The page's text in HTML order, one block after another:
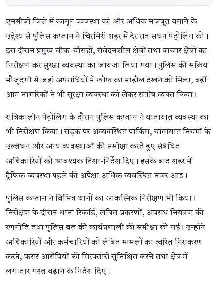
एमसीबी जिले में कानून व्यवस्था को और अधिक मजबूत बनाने के
उद्देश्य से पुलिस कप्तान ने चिरमिरी शहर में देर रात सघन पेट्रोलिंग की।
इस दौरान प्रमुख चौक-चौराहों, संवेदनशील क्षेत्रों तथा बाजार क्षेत्रों का
निरीक्षण कर सुरक्षा व्यवस्था का जायजा लिया गया। पुलिस की सक्रिय
मौजूदगी से जहां अपराधियों में खौफ का माहौल देखने को मिला, वहीं
आम नागरिकों ने भी सुरक्षा व्यवस्था को लेकर संतोष व्यक्त किया।
रात्रिकालीन पेट्रोलिंग के दौरान पुलिस कप्तान ने यातायात व्यवस्था का
भी निरीक्षण किया। सड़क पर अव्यवस्थित पार्किंग, यातायात नियमों के
उल्लंघन और अन्य व्यवस्थाओं की समीक्षा करते हुए संबंधित
अधिकारियों को आवश्यक दिशा-निर्देश दिए। इसके बाद शहर में
ट्रैफिक व्यवस्था पहले की अपेक्षा अधिक व्यवस्थित नजर आई।
पुलिस कप्तान ने विभिन्न थानों का आकस्मिक निरीक्षण भी किया।
निरीक्षण के दौरान थाना रिकॉर्ड, लंबित प्रकरणों, अपराध नियंत्रण की
रणनीति तथा पुलिस बल की कार्यप्रणाली की समीक्षा की गई। उन्होंने
अधिकारियों और कर्मचारियों को लंबित मामलों का त्वरित निराकरण
करने, फरार आरोपियों की गिरफ्तारी सुनिश्चित करने तथा क्षेत्र में
लगातार गश्त बढ़ाने के निर्देश दिए।